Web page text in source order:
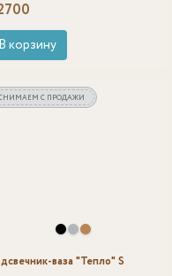
В корзину
С ПРОДАЖИ
ваза "Тепло" S